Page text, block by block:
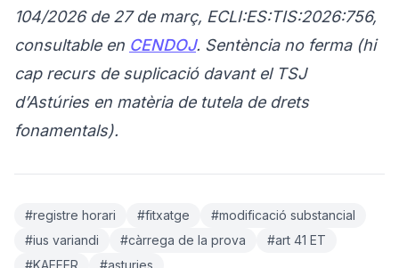
104/2026 de 27 de març, ECLI:ES:TIS:2026:756,
consultable en CENDOJ. Sentència no ferma (hi
cap recurs de suplicació davant el TSJ
d’Astúries en matèria de tutela de drets
fonamentals).
#registre horari #fitxatge
#modificació substancial
#ius variandi
#càrrega de la prova
#art 41 ET
#KAEFER
#asturies